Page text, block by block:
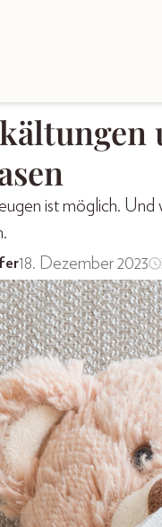
ist möglich. Und
18. Dezember 2023